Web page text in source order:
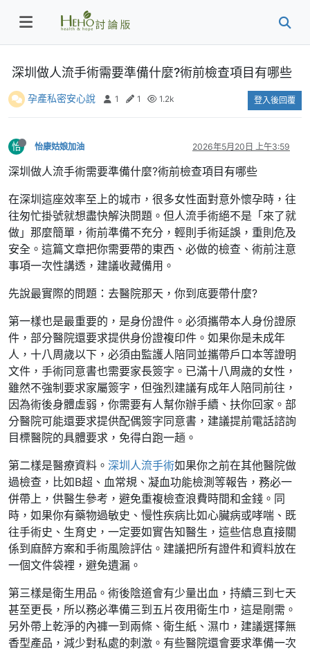
深圳做人流手術需要準備什麼?術前檢查項目有哪些
孕產私密安心說 1 1 1.2k 登入後回覆
怡 怡康姑娘加油 2026年5月20日 上午3:59
深圳做人流手術需要準備什麼?術前檢查項目有哪些
在深圳這座效率至上的城市，很多女性面對意外懷孕時，往
往匆忙掛號就想盡快解決問題。但人流手術絕不是「來了就
做」那麼簡單，術前準備不充分，輕則手術延誤，重則危及
安全。這篇文章把你需要帶的東西、必做的檢查、術前注意
事項一次性講透，建議收藏備用。
先說最實際的問題：去醫院那天，你到底要帶什麼?
第一樣也是最重要的，是身份證件。必須攜帶本人身份證原
件，部分醫院還要求提供身份證複印件。如果你是未成年
人，十八周歲以下，必須由監護人陪同並攜帶戶口本等證明
文件，手術同意書也需要家長簽字。已滿十八周歲的女性，
雖然不強制要求家屬簽字，但強烈建議有成年人陪同前往，
因為術後身體虛弱，你需要有人幫你辦手續、扶你回家。部
分醫院可能還要求提供配偶簽字同意書，建議提前電話諮詢
目標醫院的具體要求，免得白跑一趟。
第二樣是醫療資料。 深圳人流手術如果你之前在其他醫院做
過檢查，比如B超、血常規、凝血功能檢測等報告，務必一
併帶上，供醫生參考，避免重複檢查浪費時間和金錢。同
時，如果你有藥物過敏史、慢性疾病比如心臟病或哮喘、既
往手術史、生育史，一定要如實告知醫生，這些信息直接關
係到麻醉方案和手術風險評估。建議把所有證件和資料放在
一個文件袋裡，避免遺漏。
第三樣是衛生用品。術後陰道會有少量出血，持續三到七天
甚至更長，所以務必準備三到五片夜用衛生巾，這是剛需。
另外帶上乾淨的內褲一到兩條、衛生紙、濕巾，建議選擇無
香型產品，減少對私處的刺激。有些醫院還會要求準備一次